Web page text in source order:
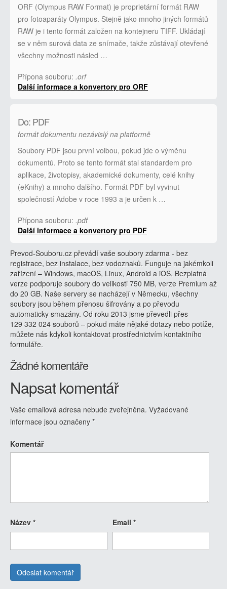
ORF (Olympus RAW Format) je proprietární formát RAW
pro fotoaparáty Olympus. Stejně jako mnoho jiných formátů
RAW je i tento formát založen na kontejneru TIFF. Ukládají
se v něm surová data ze snímače, takže zůstávají otevřené
všechny možnosti násled …
Přípona souboru: .orf
Další informace a konvertory pro ORF
Do: PDF
formát dokumentu nezávislý na platformě
Soubory PDF jsou první volbou, pokud jde o výměnu
dokumentů. Proto se tento formát stal standardem pro
aplikace, životopisy, akademické dokumenty, celé knihy
(eKnihy) a mnoho dalšího. Formát PDF byl vyvinut
společností Adobe v roce 1993 a je určen k …
Přípona souboru: .pdf
Další informace a konvertory pro PDF
Prevod-Souboru.cz převádí vaše soubory zdarma - bez
registrace, bez instalace, bez vodoznaků. Funguje na jakémkoli
zařízení – Windows, macOS, Linux, Android a iOS. Bezplatná
verze podporuje soubory do velikosti 750 MB, verze Premium až
do 20 GB. Naše servery se nacházejí v Německu, všechny
soubory jsou během přenosu šifrovány a po převodu
automaticky smazány. Od roku 2013 jsme převedli přes
129 332 024 souborů – pokud máte nějaké dotazy nebo potíže,
můžete nás kdykoli kontaktovat prostřednictvím kontaktního
formuláře.
Žádné komentáře
Napsat komentář
Vaše emailová adresa nebude zveřejněna. Vyžadované
informace jsou označeny *
Komentář
Název * Email *